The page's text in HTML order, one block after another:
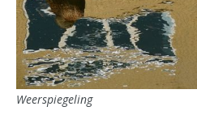
Weerspiegeling